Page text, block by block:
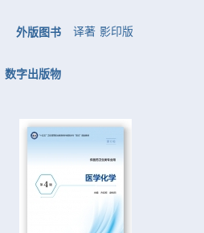
外版图书 译著 影印版
数字出版物